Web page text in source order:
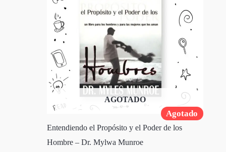
Agotado
AGOTADO
Entendiendo el Propósito y el Poder de los
Hombre – Dr. Mylwa Munroe